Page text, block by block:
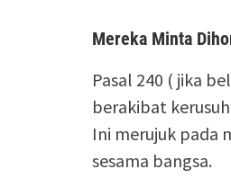
Mereka Minta
Pasal 240 ( jika
berakibat
Ini merujuk pada
sesama bangsa.